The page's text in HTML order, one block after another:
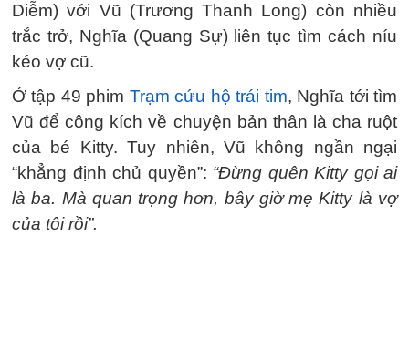
Diễm) với Vũ (Trương Thanh Long) còn nhiều
trắc trở, Nghĩa (Quang Sự) liên tục tìm cách níu
kéo vợ cũ.
Ở tập 49 phim Trạm cứu hộ trái tim, Nghĩa tới tìm
Vũ để công kích về chuyện bản thân là cha ruột
của bé Kitty. Tuy nhiên, Vũ không ngần ngại
“khẳng định chủ quyền”: “Đừng quên Kitty gọi ai
là ba. Mà quan trọng hơn, bây giờ mẹ Kitty là vợ
của tôi rồi”.